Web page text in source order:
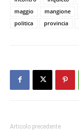
maggio
mangione
politica
provincia
Articolo precedente